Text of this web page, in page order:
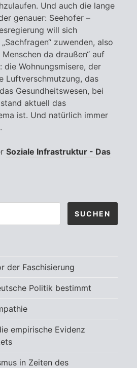
Und auch die lange
genauer: Seehofer –
will sich
zuwenden, also
da draußen“ auf
die Wohnungsmisere, der
Luftverschmutzung, das
Gesundheitswesen, bei
aktuell das
ist. Und natürlich immer
Soziale Infrastruktur - Das
der Faschisierung
Politik bestimmt
empirische Evidenz
in Zeiten des